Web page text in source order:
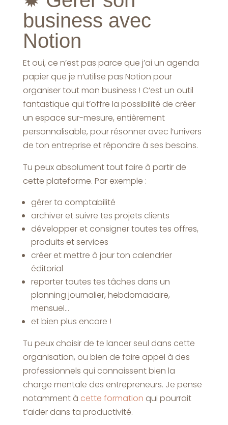
business avec
Notion
Et oui, ce n’est pas parce que j’ai un agenda
papier que je n’utilise pas Notion pour
organiser tout mon business ! C’est un outil
fantastique qui t’offre la possibilité de créer
un espace sur-mesure, entièrement
personnalisable, pour résonner avec l’univers
de ton entreprise et répondre à ses besoins.
Tu peux absolument tout faire à partir de
cette plateforme. Par exemple :
gérer ta comptabilité
archiver et suivre tes projets clients
développer et consigner toutes tes offres,
produits et services
créer et mettre à jour ton calendrier
éditorial
reporter toutes tes tâches dans un
planning journalier, hebdomadaire,
mensuel…
et bien plus encore !
Tu peux choisir de te lancer seul dans cette
organisation, ou bien de faire appel à des
professionnels qui connaissent bien la
charge mentale des entrepreneurs. Je pense
notamment à cette formation qui pourrait
t’aider dans ta productivité.